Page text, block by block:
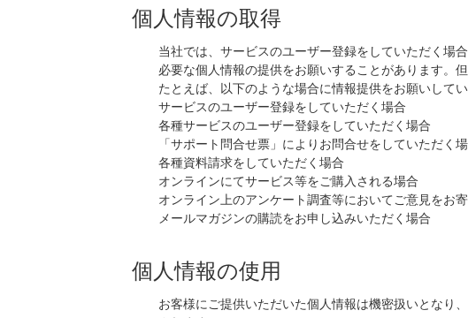
個人情報の取得
当社では、サービスのユーザー登録をしていただく場
必要な個人情報の提供をお願いすることがあります。
たとえば、以下のような場合に情報提供をお願いして
サービスのユーザー登録をしていただく場合
各種サービスのユーザー登録をしていただく場合
「サポート問合せ票」によりお問合せをしていただく
各種資料請求をしていただく場合
オンラインにてサービス等をご購入される場合
オンライン上のアンケート調査等においてご意見をお
メールマガジンの購読をお申し込みいただく場合
個人情報の使用
お客様にご提供いただいた個人情報は機密扱いとなり